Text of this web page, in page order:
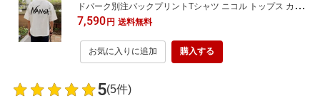
ドパーク別注バックプリントTシャツ ニコル トップス カッ
トソー・Tシャツ ブラック レッド グレー ホワイト ネイビー
【送料無料】
7,590円 送料無料
お気に入りに追加 購入する
5(5件)